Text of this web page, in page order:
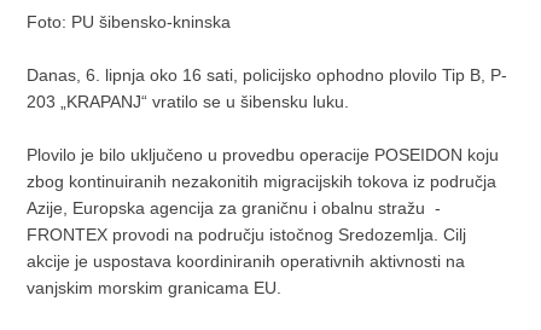
Foto: PU šibensko-kninska
Danas, 6. lipnja oko 16 sati, policijsko ophodno plovilo Tip B, P-
203 „KRAPANJ“ vratilo se u šibensku luku.
Plovilo je bilo uključeno u provedbu operacije POSEIDON koju
zbog kontinuiranih nezakonitih migracijskih tokova iz područja
Azije, Europska agencija za graničnu i obalnu stražu -
FRONTEX provodi na području istočnog Sredozemlja. Cilj
akcije je uspostava koordiniranih operativnih aktivnosti na
vanjskim morskim granicama EU.